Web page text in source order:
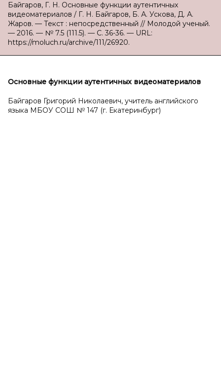
Байгаров, Г. Н. Основные функции аутентичных
видеоматериалов / Г. Н. Байгаров, Б. А. Ускова, Д. А.
Жаров. — Текст : непосредственный // Молодой ученый.
— 2016. — № 7.5 (111.5). — С. 36-36. — URL:
https://moluch.ru/archive/111/26920.
Основные функции аутентичных видеоматериалов
Байгаров Григорий Николаевич, учитель английского
языка МБОУ СОШ № 147 (г. Екатеринбург)